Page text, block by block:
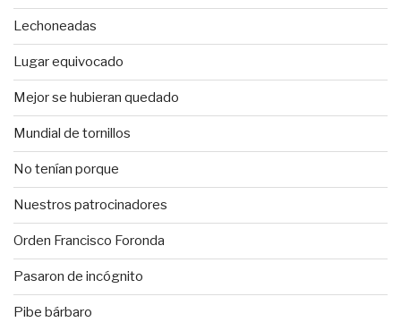
Lechoneadas
Lugar equivocado
Mejor se hubieran quedado
Mundial de tornillos
No tenían porque
Nuestros patrocinadores
Orden Francisco Foronda
Pasaron de incógnito
Pibe bárbaro